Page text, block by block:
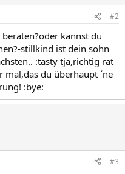
#2
kannst du
stillkind ist dein sohn
:tasty tja,richtig rat
du überhaupt ´ne
:bye:
#3